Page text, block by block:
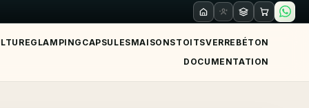
GLAMPING CAPSULESMAISONSTOITSVERRE BÉTON
DOCUMENTATION